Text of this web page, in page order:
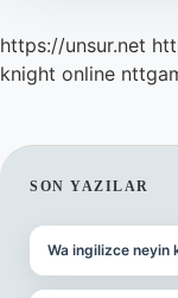
https://unsur.net
knight online
SON YAZILAR
Wa ingilizce neyin